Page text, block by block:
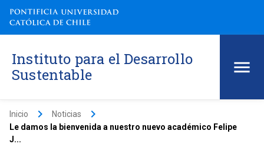
Instituto para el Desarrollo
Sustentable
Inicio keyboard_arrow_right Noticias keyboard_arrow_right
Le damos la bienvenida a nuestro nuevo académico Felipe
J...